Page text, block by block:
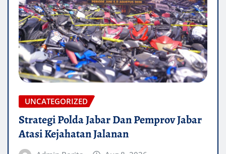
UNCATEGORIZED
Strategi Polda Jabar Dan Pemprov Jabar
Atasi Kejahatan Jalanan